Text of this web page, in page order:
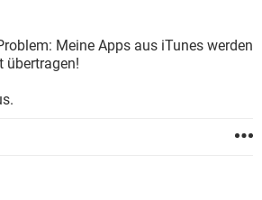
HARDWARE
TIKTOK
IOS
Meine Apps aus iTunes werden
übertragen!